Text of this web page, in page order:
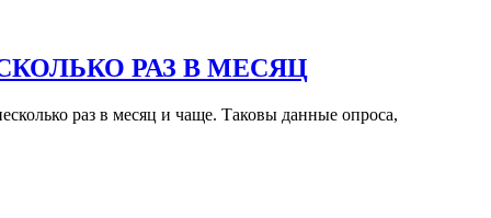
РАЗ В МЕСЯЦ
раз в месяц и чаще. Таковы данные опроса,